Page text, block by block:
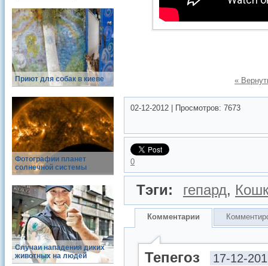
Приют для собак в киеве
Фотографии планет
солнечной системы
Случаи нападения диких
животных на людей
«
02-12-2012 Просмотров: 7673
0
Тэги: гепард,
Комментарии
Тепегоз 17-12-